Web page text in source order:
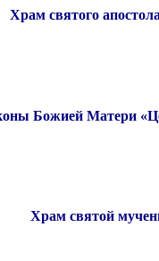
Храм святого
Божией Матери
Храм святой